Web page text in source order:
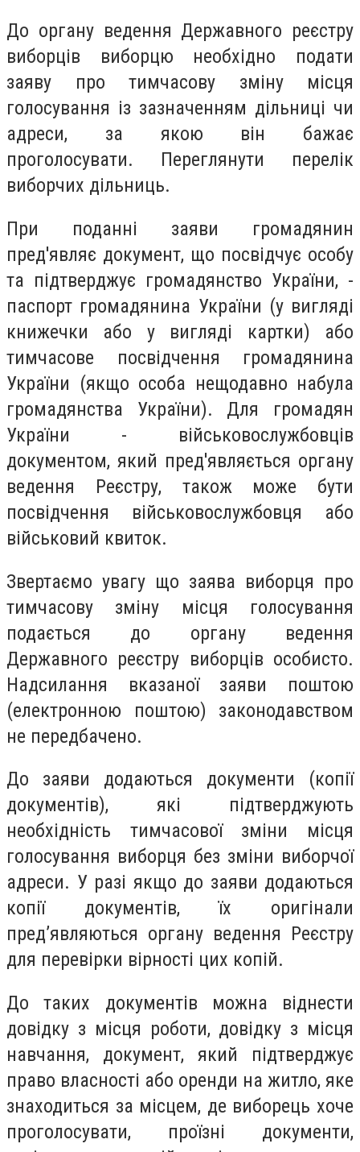
До органу ведення Державного реєстру
виборців виборцю необхідно подати
заяву про тимчасову зміну місця
голосування із зазначенням дільниці чи
адреси, за якою він бажає
проголосувати. Переглянути перелік
виборчих дільниць.
При поданні заяви громадянин
пред'являє документ, що посвідчує особу
та підтверджує громадянство України, -
паспорт громадянина України (у вигляді
книжечки або у вигляді картки) або
тимчасове посвідчення громадянина
України (якщо особа нещодавно набула
громадянства України). Для громадян
України - військовослужбовців
документом, який пред'являється органу
ведення Реєстру, також може бути
посвідчення військовослужбовця або
військовий квиток.
Звертаємо увагу що заява виборця про
тимчасову зміну місця голосування
подається до органу ведення
Державного реєстру виборців особисто.
Надсилання вказаної заяви поштою
(електронною поштою) законодавством
не передбачено.
До заяви додаються документи (копії
документів), які підтверджують
необхідність тимчасової зміни місця
голосування виборця без зміни виборчої
адреси. У разі якщо до заяви додаються
копії документів, їх оригінали
пред’являються органу ведення Реєстру
для перевірки вірності цих копій.
До таких документів можна віднести
довідку з місця роботи, довідку з місця
навчання, документ, який підтверджує
право власності або оренди на житло, яке
знаходиться за місцем, де виборець хоче
проголосувати, проїзні документи,